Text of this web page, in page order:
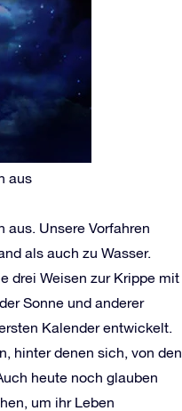
aus
aus. Unsere Vorfahren
als auch zu Wasser.
drei Weisen zur Krippe mit
Sonne und anderer
Kalender entwickelt.
hinter denen sich, von den
heute noch glauben
um ihr Leben